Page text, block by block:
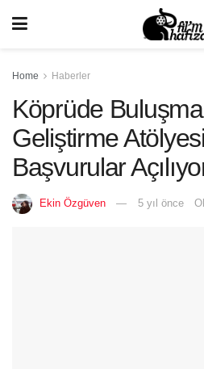
Home Haberler
Köprüde
Geliştirme
Başvurular
Ekin Özgüven 5 yıl önce